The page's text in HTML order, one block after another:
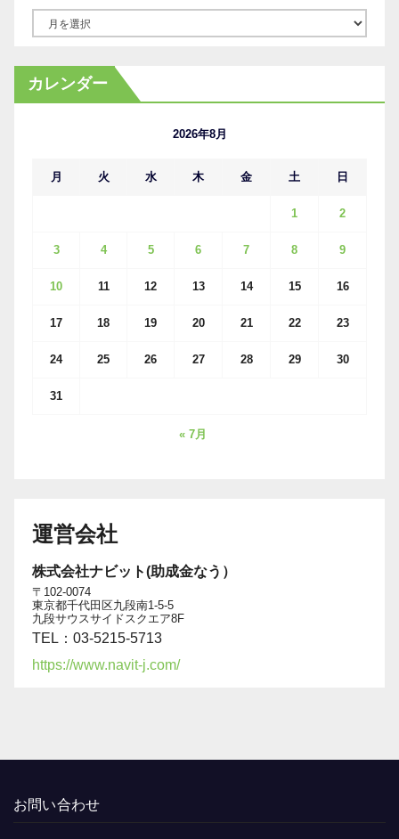
カ
イ
カレンダー
2026年8月
月 火 水 木 金 土 日
1 2
3 4 5 6 7 8 9
10 11 12 13 14 15 16
17 18 19 20 21 22 23
24 25 26 27 28 29 30
31
« 7月
運営会社
株式会社ナビット(助成金なう）
〒102-0074
東京都千代田区九段南1-5-5
九段サウスサイドスクエア8F
TEL：03-5215-5713
https://www.navit-j.com/
お問い合わせ